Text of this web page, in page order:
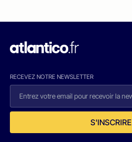
RECEVEZ NOTRE NEWSLETTER
S'INSCRIRE